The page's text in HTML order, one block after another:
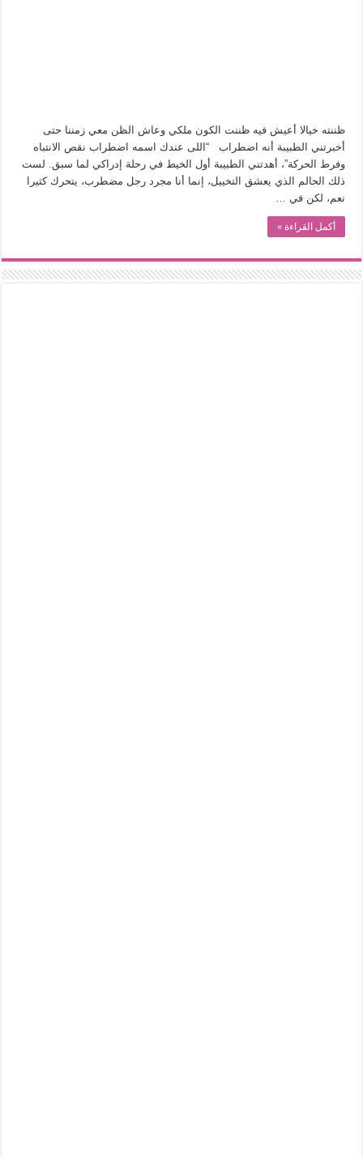
عوالم منصورة عز الدين.. حين يصبح الزمن بطل الرواية
الطعام في الحضارة الإسلامية.. تاريخ يُقرأ بالنكهات
يوم شاهدت زينات صدقي على المسرح وسرحت!
ظننته خيالا أعيش فيه ظننت الكون ملكي وعاش الظن معي زمننا حتى
أخبرتني الطبيبة أنه اضطراب “اللى عندك اسمه اضطراب نقص الانتباه
وفرط الحركة”، أهدتني الطبيبة أول الخيط في رحلة إدراكي لما سبق. لست
ذلك الحالم الذي يعشق التخييل، إنما أنا مجرد رجل مضطرب، يتحرك كثيرا
نعم، لكن في …
أكمل القراءة »